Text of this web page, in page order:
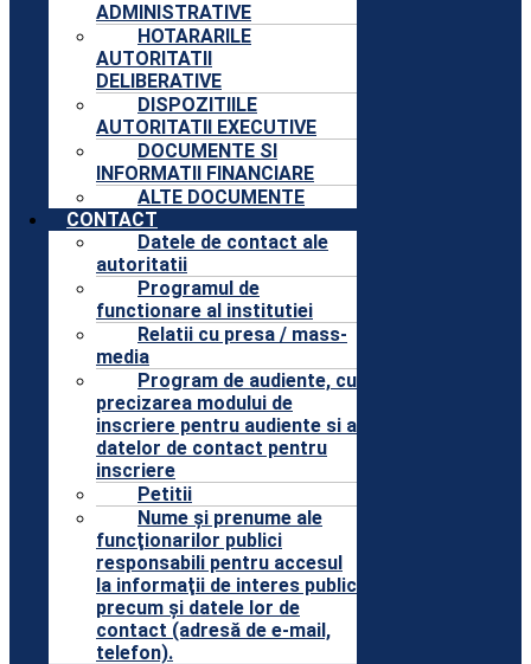
ADMINISTRATIVE
HOTARARILE
AUTORITATII
DELIBERATIVE
DISPOZITIILE
AUTORITATII EXECUTIVE
DOCUMENTE SI
INFORMATII FINANCIARE
ALTE DOCUMENTE
CONTACT
Datele de contact ale
autoritatii
Programul de
functionare al institutiei
Relatii cu presa / mass-
media
Program de audiente, cu
precizarea modului de
inscriere pentru audiente si a
datelor de contact pentru
inscriere
Petitii
Nume şi prenume ale
funcţionarilor publici
responsabili pentru accesul
la informaţii de interes public
precum şi datele lor de
contact (adresă de e-mail,
telefon).